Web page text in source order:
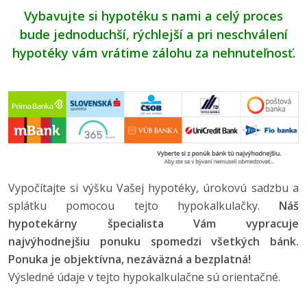
Vybavujte si hypotéku s nami a celý proces
bude jednoduchší, rýchlejší a pri neschválení
hypotéky vám vrátime zálohu za nehnuteľnosť.
Vypočítajte si výšku Vašej hypotéky, úrokovú sadzbu a
splátku pomocou tejto hypokalkulačky. Náš
hypotekárny špecialista Vám vypracuje
najvýhodnejšiu ponuku spomedzi všetkých bánk.
Ponuka je objektívna, nezáväzná a bezplatná!
Výsledné údaje v tejto hypokalkulačne sú orientačné.